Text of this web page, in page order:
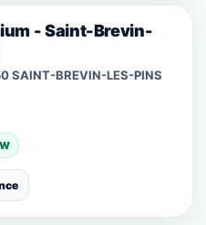
- Saint-Brevin-
SAINT-BREVIN-LES-PINS